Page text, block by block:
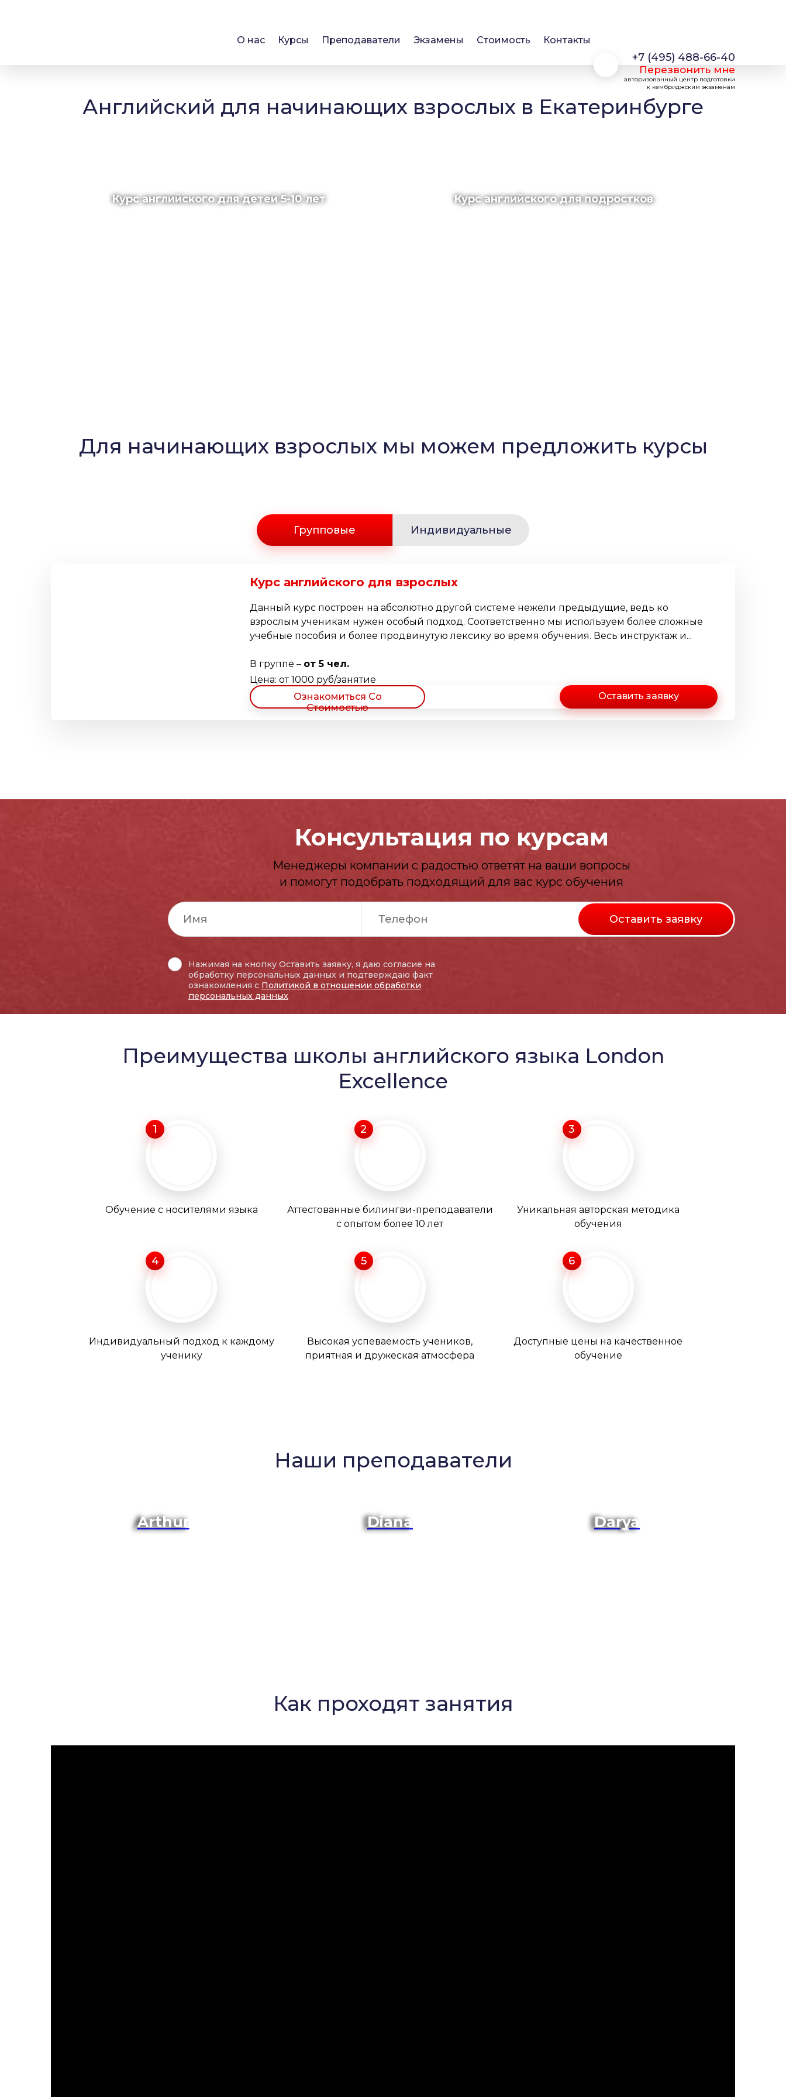
О нас Курсы Преподаватели Экзамены Стоимость Контакты
+7 (495) 488-66-40
Перезвонить мне
авторизованный центр подготовки
к кембриджским экзаменам
Английский для начинающих взрослых в Екатеринбурге
Курс английского для детей 5-10 лет Курс английского для подростков
Для начинающих взрослых мы можем предложить курсы
Групповые Индивидуальные
Курс английского для взрослых
Данный курс построен на абсолютно другой системе нежели предыдущие, ведь ко
взрослым ученикам нужен особый подход. Соответственно мы используем более сложные
учебные пособия и более продвинутую лексику во время обучения. Весь инструктаж и...
В группе – от 5 чел.
Цена: от 1000 руб/занятие
Ознакомиться Со
Стоимостью
Оставить заявку
Консультация по курсам
Менеджеры компании с радостью ответят на ваши вопросы
и помогут подобрать подходящий для вас курс обучения
Нажимая на кнопку Оставить заявку, я даю согласие на
обработку персональных данных и подтверждаю факт
ознакомления с Политикой в отношении обработки
персональных данных
Преимущества школы английского языка London
Excellence
1
Обучение с носителями языка
2
Аттестованные билингви-преподаватели
с опытом более 10 лет
3
Уникальная авторская методика
обучения
4
Индивидуальный подход к каждому
ученику
5
Высокая успеваемость учеников,
приятная и дружеская атмосфера
6
Доступные цены на качественное
обучение
Наши преподаватели
Arthur Diana Darya
Как проходят занятия